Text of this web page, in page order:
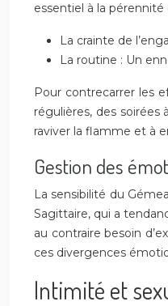
essentiel à la
La crainte de
La routine : Un
Pour contrecarrer les
régulières, des
raviver la flamme et à
Gestion des
La sensibilité du
Sagittaire, qui a
au contraire besoin
ces divergences
Intimité et